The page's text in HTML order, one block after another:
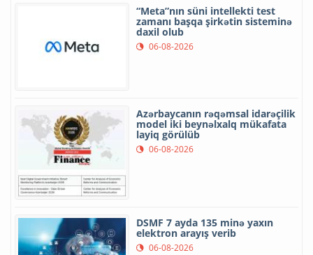
“Meta”nın süni intellekti test
zamanı başqa şirkətin sisteminə
daxil olub
06-08-2026
Azərbaycanın rəqəmsal idarəçilik
model iki beynəlxalq mükafata
layiq görülüb
06-08-2026
DSMF 7 ayda 135 minə yaxın
elektron arayış verib
06-08-2026